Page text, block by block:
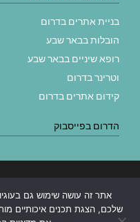
אתר זה עושה שימוש גם
שלכם, הצגת תכנים איכותיים
בניית אתרים בדרום
הובלות בבאר שבע
רופא שיניים בבאר שבע
וטרינר בדרום
קידום אתרים בדרום
הדרום בפייסבוק